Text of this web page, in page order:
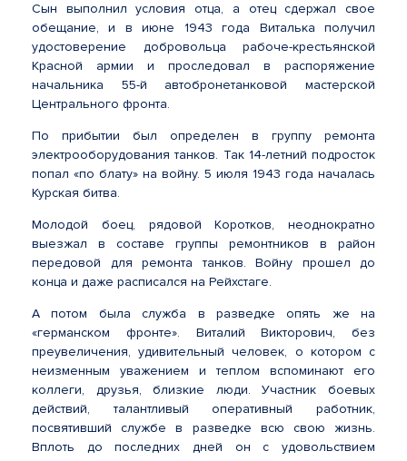
Сын выполнил условия отца, а отец сдержал свое
обещание, и в июне 1943 года Виталька получил
удостоверение добровольца рабоче-крестьянской
Красной армии и проследовал в распоряжение
начальника 55-й автобронетанковой мастерской
Центрального фронта.
По прибытии был определен в группу ремонта
электрооборудования танков. Так 14-летний подросток
попал «по блату» на войну. 5 июля 1943 года началась
Курская битва.
Молодой боец, рядовой Коротков, неоднократно
выезжал в составе группы ремонтников в район
передовой для ремонта танков. Войну прошел до
конца и даже расписался на Рейхстаге.
А потом была служба в разведке опять же на
«германском фронте». Виталий Викторович, без
преувеличения, удивительный человек, о котором с
неизменным уважением и теплом вспоминают его
коллеги, друзья, близкие люди. Участник боевых
действий, талантливый оперативный работник,
посвятивший службе в разведке всю свою жизнь.
Вплоть до последних дней он с удовольствием